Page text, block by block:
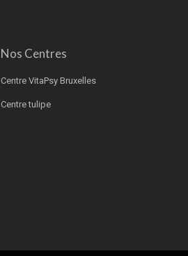
Nos Centres
Centre VitaPsy Bruxelles
Centre tulipe